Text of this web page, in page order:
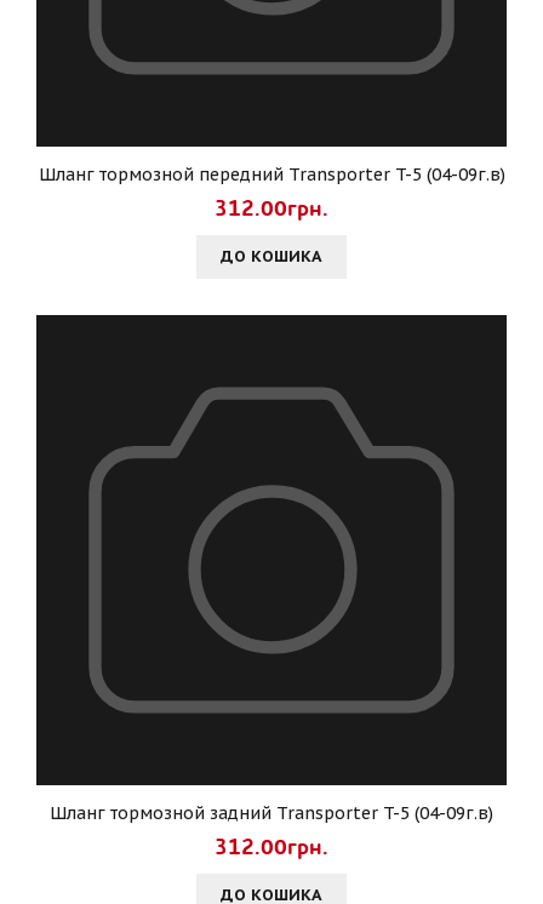
Шланг тормозной передний Transporter T-5 (04-09г.в)
312.00грн.
ДО КОШИКА
Шланг тормозной задний Transporter T-5 (04-09г.в)
312.00грн.
ДО КОШИКА